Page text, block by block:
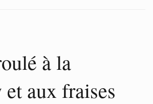
à la
aux fraises